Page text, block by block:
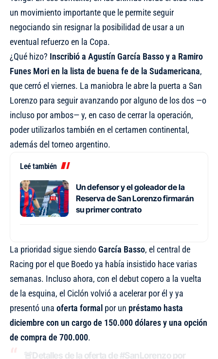
un movimiento importante que le permite seguir
negociando sin resignar la posibilidad de usar a un
eventual refuerzo en la Copa.
¿Qué hizo? Inscribió a Agustín García Basso y a Ramiro
Funes Mori en la lista de buena fe de la Sudamericana,
que cerró el viernes. La maniobra le abre la puerta a San
Lorenzo para seguir avanzando por alguno de los dos —o
incluso por ambos— y, en caso de cerrar la operación,
poder utilizarlos también en el certamen continental,
además del torneo argentino.
Leé también
Un defensor y el goleador de la
Reserva de San Lorenzo firmarán
su primer contrato
La prioridad sigue siendoGarcía Basso, el central de
Racing por el que Boedo ya había insistido hace varias
semanas. Incluso ahora, con el debut copero a la vuelta
de la esquina, el Ciclón volvió a acelerar por él y ya
presentó una oferta formal por un préstamo hasta
diciembre con un cargo de 150.000 dólares y una opción
de compra de 700.000.
🚨Detalles de la oferta de #SanLorenzopor